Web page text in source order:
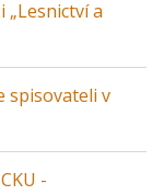
„Lesnictví a
spisovateli v
-